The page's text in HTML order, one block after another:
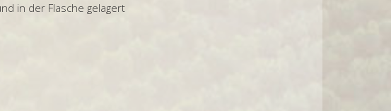
in der Flasche gelagert